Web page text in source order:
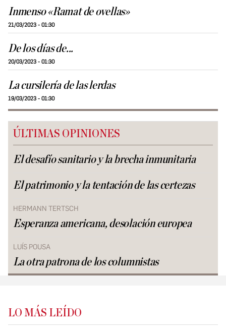
Inmenso «Ramat de ovellas»
21/03/2023 - 01:30
De los días de...
20/03/2023 - 01:30
La cursilería de las lerdas
19/03/2023 - 01:30
ÚLTIMAS OPINIONES
El desafío sanitario y la brecha inmunitaria
El patrimonio y la tentación de las certezas
HERMANN TERTSCH
Esperanza americana, desolación europea
LUÍS POUSA
La otra patrona de los columnistas
LO MÁS LEÍDO